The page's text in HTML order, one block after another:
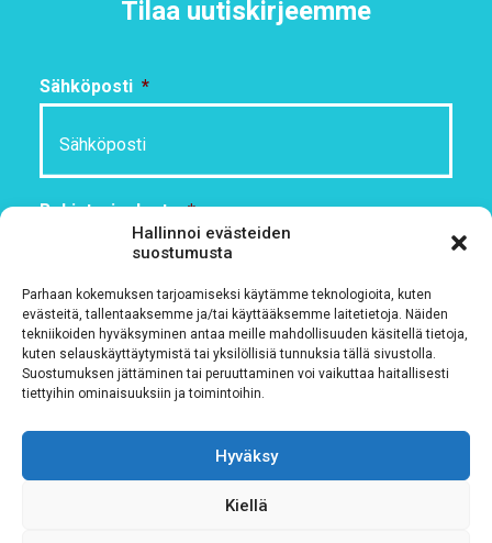
Hallinnoi evästeiden
suostumusta
Parhaan kokemuksen tarjoamiseksi käytämme teknologioita, kuten
evästeitä, tallentaaksemme ja/tai käyttääksemme laitetietoja. Näiden
tekniikoiden hyväksyminen antaa meille mahdollisuuden käsitellä tietoja,
kuten selauskäyttäytymistä tai yksilöllisiä tunnuksia tällä sivustolla.
Suostumuksen jättäminen tai peruuttaminen voi vaikuttaa haitallisesti
tiettyihin ominaisuuksiin ja toimintoihin.
Hyväksy
Kiellä
Tilaa uutiskirjeemme
Sähköposti *
Rekisteriseloste *
Hyväksyn ehdot
Tutustu rekisteriselosteeseemme tämän linkin kautta!
CAPTCHA